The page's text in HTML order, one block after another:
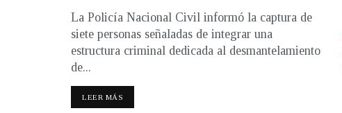
La Policía Nacional Civil informó la captura de
siete personas señaladas de integrar una
estructura criminal dedicada al desmantelamiento
de...
LEER MÁS